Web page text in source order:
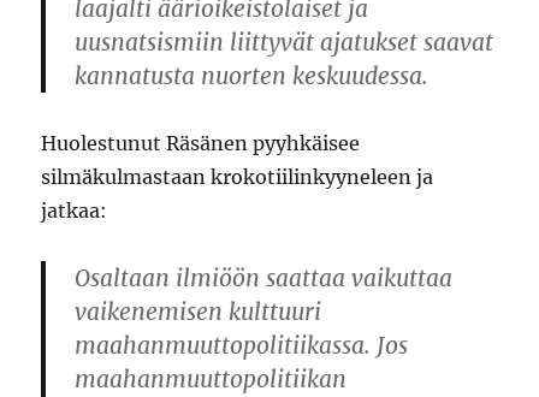
laajalti äärioikeistolaiset ja
uusnatsismiin liittyvät ajatukset saavat
kannatusta nuorten keskuudessa.
Huolestunut Räsänen pyyhkäisee
silmäkulmastaan krokotiilinkyyneleen ja
jatkaa:
Osaltaan ilmiöön saattaa vaikuttaa
vaikenemisen kulttuuri
maahanmuuttopolitiikassa. Jos
maahanmuuttopolitiikan